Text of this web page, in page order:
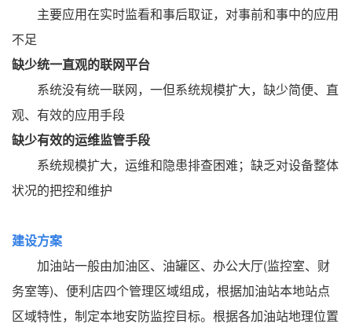
主要应用在实时监看和事后取证，对事前和事中的应用
不足
缺少统一直观的联网平台
系统没有统一联网，一但系统规模扩大，缺少简便、直
观、有效的应用手段
缺少有效的运维监管手段
系统规模扩大，运维和隐患排查困难；缺乏对设备整体
状况的把控和维护
建设方案
加油站一般由加油区、油罐区、办公大厅(监控室、财
务室等)、便利店四个管理区域组成，根据加油站本地站点
区域特性，制定本地安防监控目标。根据各加油站地理位置